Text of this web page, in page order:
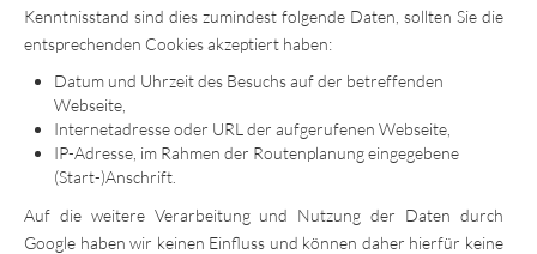
Kenntnisstand sind dies zumindest folgende Daten, sollten Sie die
entsprechenden Cookies akzeptiert haben:
Datum und Uhrzeit des Besuchs auf der betreffenden
Webseite,
Internetadresse oder URL der aufgerufenen Webseite,
IP-Adresse, im Rahmen der Routenplanung eingegebene
(Start-)Anschrift.
Auf die weitere Verarbeitung und Nutzung der Daten durch
Google haben wir keinen Einfluss und können daher hierfür keine